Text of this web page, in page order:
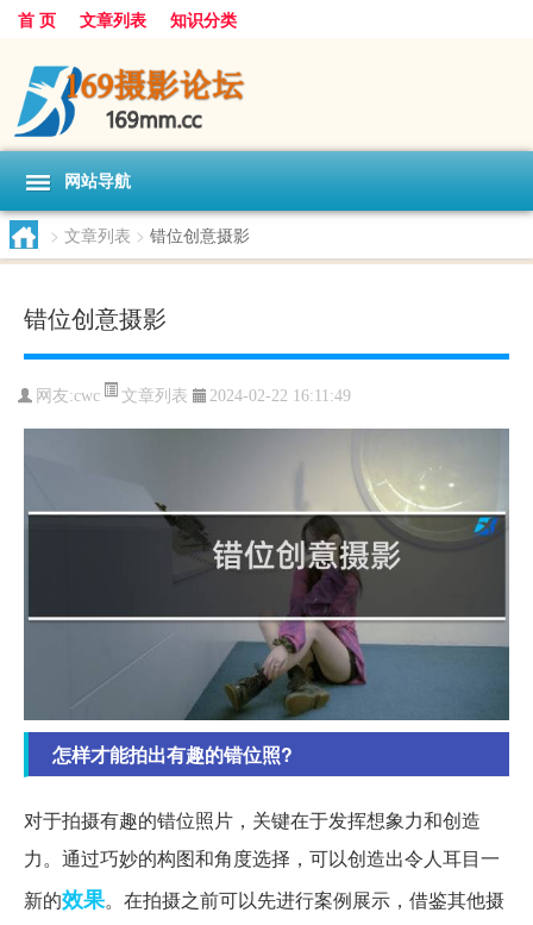
首 页 文章列表 知识分类
网站导航
> 文章列表 > 错位创意摄影
错位创意摄影
网友:cwc 文章列表 2024-02-22 16:11:49
怎样才能拍出有趣的错位照?
对于拍摄有趣的错位照片，关键在于发挥想象力和创造
力。通过巧妙的构图和角度选择，可以创造出令人耳目一
新的效果。在拍摄之前可以先进行案例展示，借鉴其他摄